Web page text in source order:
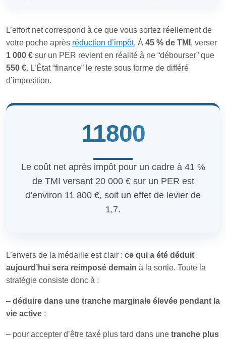
L’effort net correspond à ce que vous sortez réellement de
votre poche après réduction d’impôt. À 45 % de TMI , verser
1 000 € sur un PER revient en réalité à ne “débourser” que
550 €. L’État “finance” le reste sous forme de différé
d’imposition.
11800
Le coût net après impôt pour un cadre à 41 %
de TMI versant 20 000 € sur un PER est
d’environ 11 800 €, soit un effet de levier de
1,7.
L’envers de la médaille est clair : ce qui a été déduit
aujourd’hui sera reimposé demain à la sortie. Toute la
stratégie consiste donc à :
– déduire dans une tranche marginale élevée pendant la
vie active ;
– pour accepter d’être taxé plus tard dans une tranche plus